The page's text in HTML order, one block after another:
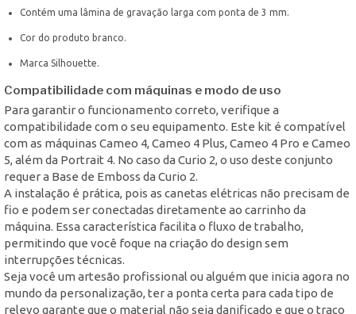
Contém uma lâmina de gravação larga com ponta de 3 mm.
Cor do produto branco.
Marca Silhouette.
Compatibilidade com máquinas e modo de uso
Para garantir o funcionamento correto, verifique a
compatibilidade com o seu equipamento. Este kit é compatível
com as máquinas Cameo 4, Cameo 4 Plus, Cameo 4 Pro e Cameo
5, além da Portrait 4. No caso da Curio 2, o uso deste conjunto
requer a Base de Emboss da Curio 2.
A instalação é prática, pois as canetas elétricas não precisam de
fio e podem ser conectadas diretamente ao carrinho da
máquina. Essa característica facilita o fluxo de trabalho,
permitindo que você foque na criação do design sem
interrupções técnicas.
Seja você um artesão profissional ou alguém que inicia agora no
mundo da personalização, ter a ponta certa para cada tipo de
relevo garante que o material não seja danificado e que o traço